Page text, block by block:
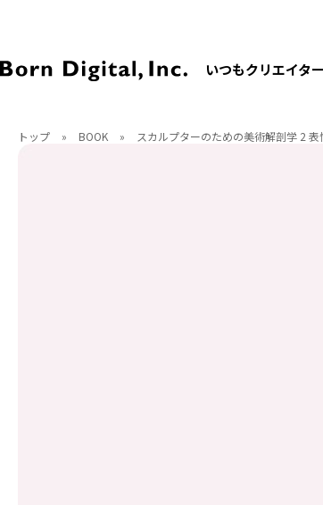
いつもクリエイタ
トップ » BOOK » スカルプターのための美術解剖学 2 表